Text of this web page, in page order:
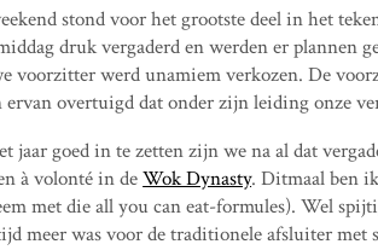
stond voor het grootste deel in het
druk vergaderd en werden er plannen
voorzitter werd unamiem verkozen. De
ervan overtuigd dat onder zijn leiding onze
jaar goed in te zetten zijn we na al dat
à volonté in deWok Dynasty. Ditmaal ben
met die all you can eat-formules). Wel
meer was voor de traditionele afsluiter met